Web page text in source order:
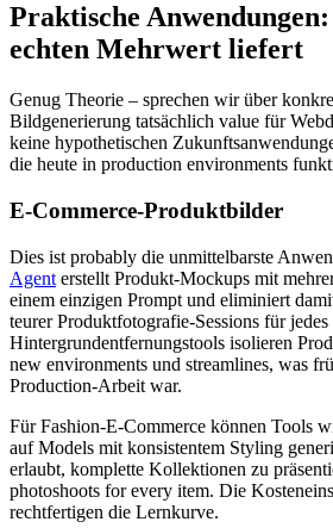
Praktische
echten Mehrwert liefert
Genug Theorie – sprechen wir über
Bildgenerierung tatsächlich value für
keine hypothetischen
die heute in production environments
E-Commerce-Produktbilder
Dies ist probably die unmittelbarste
Agent erstellt Produkt-Mockups mit
einem einzigen Prompt und eliminiert
teurer Produktfotografie-Sessions für
Hintergrundentfernungstools isolieren
new environments und streamlines, was
Production-Arbeit war.
Für Fashion-E-Commerce können Tools
auf Models mit konsistentem Styling
erlaubt, komplette Kollektionen zu
photoshoots for every item. Die
rechtfertigen die Lernkurve.